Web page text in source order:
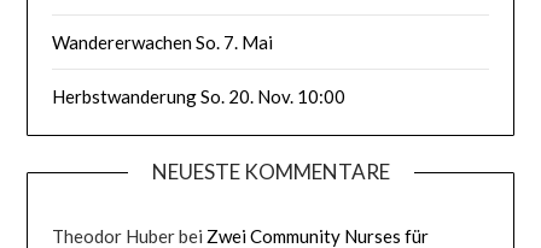
Wandererwachen So. 7. Mai
Herbstwanderung So. 20. Nov. 10:00
NEUESTE KOMMENTARE
Theodor Huberbei Zwei Community Nurses für